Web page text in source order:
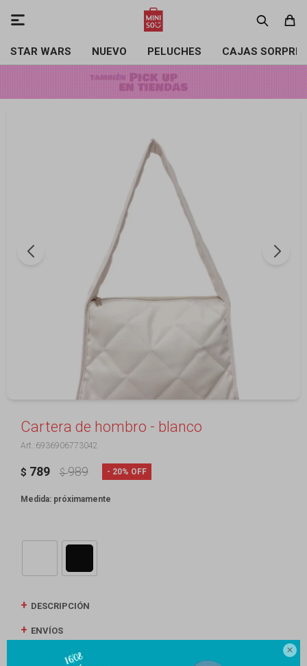

STAR WARS NUEVO PELUCHES CAJAS

Cartera de hombro - blanco
6936906773042
$ 789 $ 989 20
Medida: próximamente
DESCRIPCIÓN
ENVÍOS
CAMBIOS Y DEVOLUCIONES